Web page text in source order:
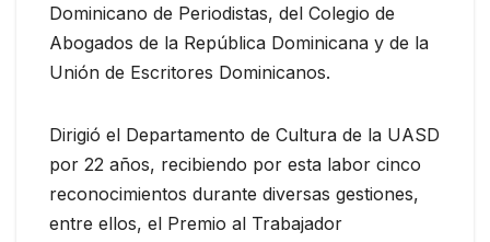
Dominicano de Periodistas, del Colegio de
Abogados de la República Dominicana y de la
Unión de Escritores Dominicanos.
Dirigió el Departamento de Cultura de la UASD
por 22 años, recibiendo por esta labor cinco
reconocimientos durante diversas gestiones,
entre ellos, el Premio al Trabajador